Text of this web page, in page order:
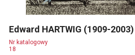
Edward HARTWIG (1909-2003)
Nr katalogowy
18